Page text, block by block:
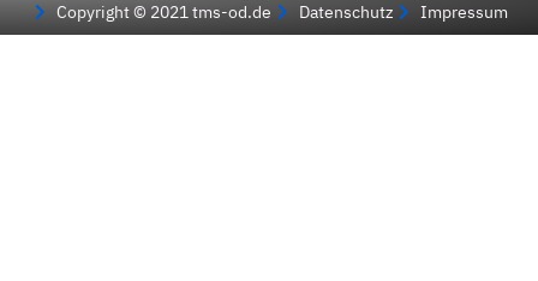
Copyright © 2021 tms-od.de Datenschutz Impressum